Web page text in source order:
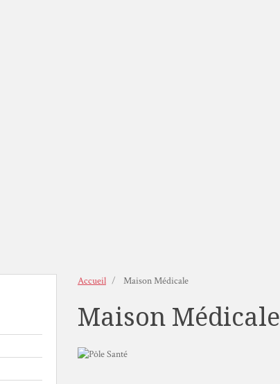
Accueil Maison Médicale
Maison Médicale